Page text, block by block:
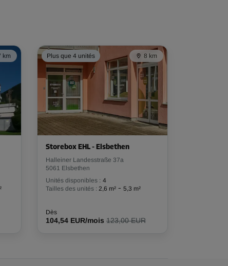
km Plus que 4 unités 8 km
Storebox EHL - Elsbethen
Halleiner Landesstraße 37a
5061 Elsbethen
Unités disponibles : 4
Tailles des unités : 2,6 m² - 5,3 m²
Dès
104,54 EUR/mois 123,00 EUR